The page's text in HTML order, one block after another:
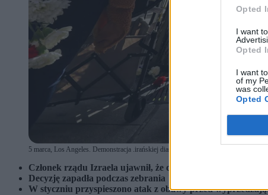
Opted
I want
Opted
I want
of my
was
Opted
5 marca, Los Angeles. Demonstracja .irańskiej diaspory popierającej Izrael i Stany
Członek rządu Izraela ujawnił, że decyzja o zabójstwie
Decyzję zapadła podczas zebrania "w bardzo wąskim
W styczniu przyspieszono atak z obawy przed